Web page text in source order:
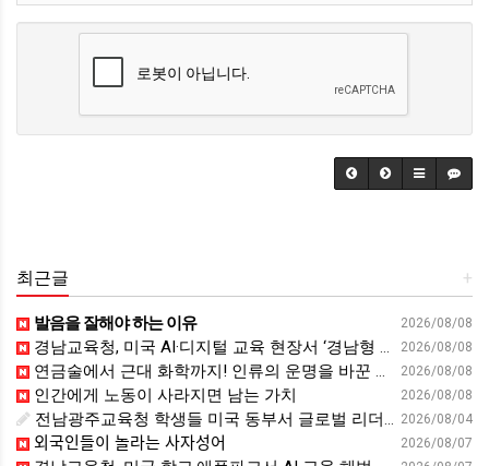
+
최근글
2026/08/08
발음을 잘해야 하는 이유
2026/08/08
경남교육청, 미국 AI·디지털 교육 현장서 ‘경남형 해법’ 찾는다 - 뉴스프리존
2026/08/08
연금술에서 근대 화학까지! 인류의 운명을 바꾼 위대한 발견 : 생각하는 청소년을 위한 과학 시리즈 2부(feat.박문호 박사)
2026/08/08
인간에게 노동이 사라지면 남는 가치
2026/08/04
전남광주교육청 학생들 미국 동부서 글로벌 리더십 체험 - 전남인터넷신문
2026/08/07
외국인들이 놀라는 사자성어